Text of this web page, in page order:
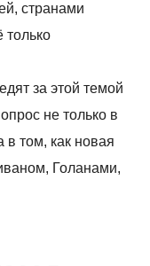
странами
за этой темой
не только в
в том, как новая
Голанами,